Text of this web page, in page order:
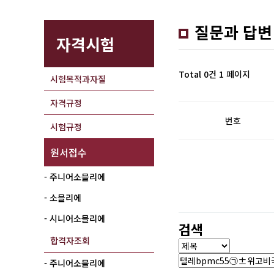
자격시험
시험목적과자질
자격규정
시험규정
원서접수
- 주니어소믈리에
- 소믈리에
- 시니어소믈리에
합격자조회
- 주니어소믈리에
질문과 답변
Total 0건 1 페이지
번호
검색